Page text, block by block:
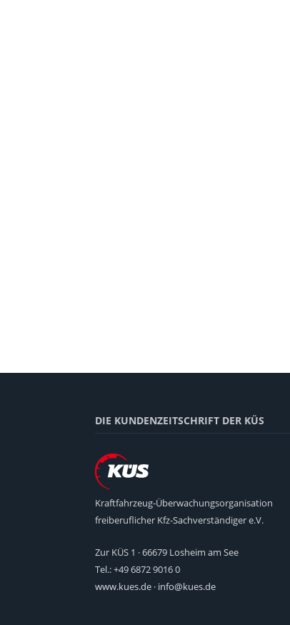
DIE KUNDENZEITSCHRIFT DER KÜS
Kraftfahrzeug-Überwachungsorganisation
freiberuflicher Kfz-Sachverständiger e.V.
Zur KÜS 1 · 66679 Losheim am See
Tel.: +49 6872 9016 0
www.kues.de · info@kues.de